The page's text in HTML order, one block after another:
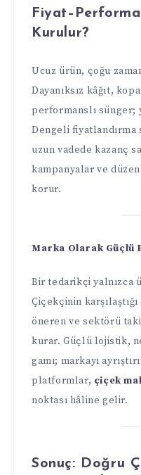
Kurulur?
Ucuz ürün, çoğu
Dayanıksız kâğıt,
performanslı
Dengeli fiyatlandırma
uzun vadede kazanç
kampanyalar ve
korur.
Marka Olarak Güçlü
Bir tedarikçi yalnızca
Çiçekçinin
öneren ve sektörü
kurar. Güçlü lojistik,
gamı; markayı
platformlar, çiçek
noktası hâline gelir.
Sonuç: Doğru